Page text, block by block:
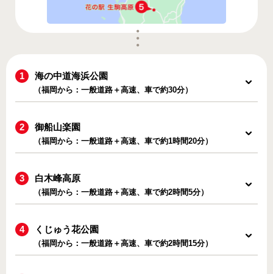
海の中道海浜公園
（福岡から：一般道路＋高速、車で約30分）
御船山楽園
（福岡から：一般道路＋高速、車で約1時間20分）
白木峰高原
（福岡から：一般道路＋高速、車で約2時間5分）
くじゅう花公園
（福岡から：一般道路＋高速、車で約2時間15分）